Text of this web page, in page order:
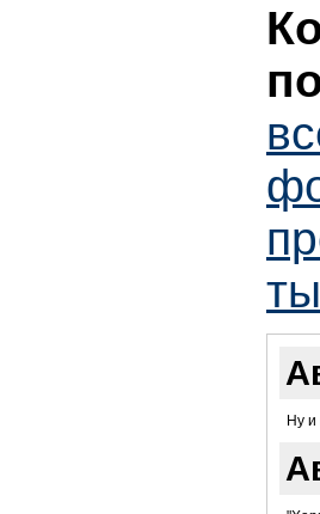
Ну